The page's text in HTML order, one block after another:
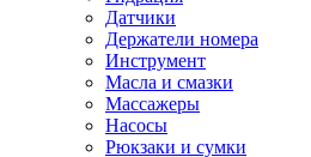
Датчики
Держатели номера
Инструмент
Масла и смазки
Массажеры
Насосы
Рюкзаки и сумки